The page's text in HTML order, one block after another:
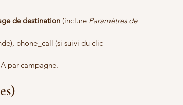
de destination (inclure Paramètres de
phone_call (si suivi du clic-
par campagne.